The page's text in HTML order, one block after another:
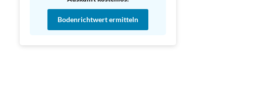
Bodenrichtwert ermitteln